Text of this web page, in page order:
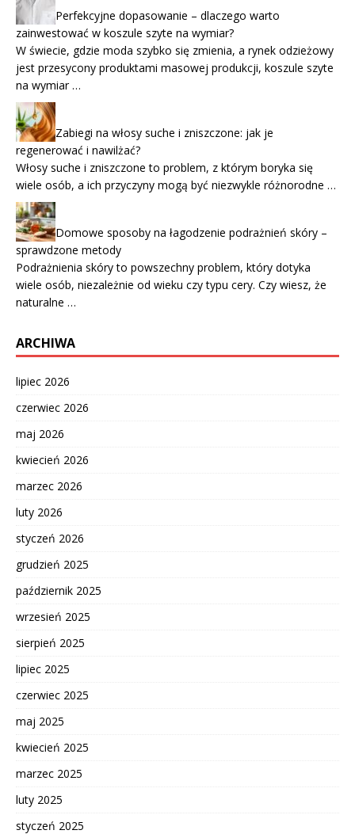
Perfekcyjne dopasowanie – dlaczego warto
zainwestować w koszule szyte na wymiar?
W świecie, gdzie moda szybko się zmienia, a rynek odzieżowy
jest przesycony produktami masowej produkcji, koszule szyte
na wymiar …
Zabiegi na włosy suche i zniszczone: jak je
regenerować i nawilżać?
Włosy suche i zniszczone to problem, z którym boryka się
wiele osób, a ich przyczyny mogą być niezwykle różnorodne …
Domowe sposoby na łagodzenie podrażnień skóry –
sprawdzone metody
Podrażnienia skóry to powszechny problem, który dotyka
wiele osób, niezależnie od wieku czy typu cery. Czy wiesz, że
naturalne …
ARCHIWA
lipiec 2026
czerwiec 2026
maj 2026
kwiecień 2026
marzec 2026
luty 2026
styczeń 2026
grudzień 2025
październik 2025
wrzesień 2025
sierpień 2025
lipiec 2025
czerwiec 2025
maj 2025
kwiecień 2025
marzec 2025
luty 2025
styczeń 2025